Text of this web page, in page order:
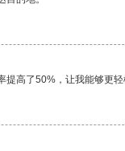
高了50%，让我能够更轻